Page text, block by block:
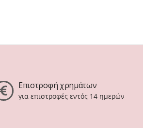
Επιστροφή χρημάτων
για επιστροφές εντός 14 ημερών